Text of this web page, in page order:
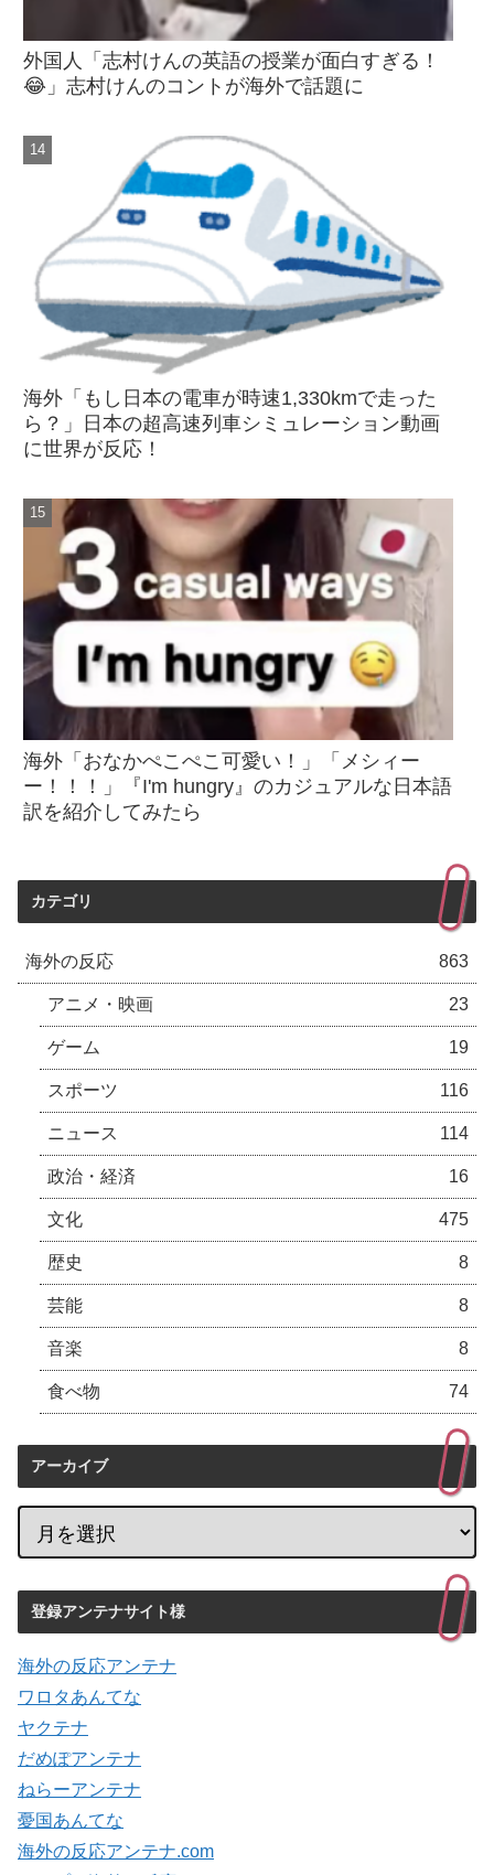
外国人「志村けんの英語の授業が面白すぎる！
😂」志村けんのコントが海外で話題に
海外「もし日本の電車が時速1,330kmで走った
ら？」日本の超高速列車シミュレーション動画
に世界が反応！
海外「おなかぺこぺこ可愛い！」「メシィー
ー！！！」『I'm hungry』のカジュアルな日本語
訳を紹介してみたら
カテゴリ
海外の反応 863
アニメ・映画 23
ゲーム 19
スポーツ 116
ニュース 114
政治・経済 16
文化 475
歴史 8
芸能 8
音楽 8
食べ物 74
アーカイブ
登録アンテナサイト様
海外の反応アンテナ
ワロタあんてな
ヤクテナ
だめぽアンテナ
ねらーアンテナ
憂国あんてな
海外の反応アンテナ.com